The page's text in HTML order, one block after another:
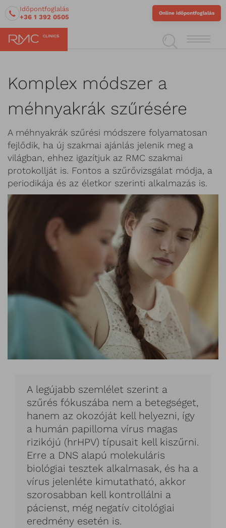
Időpontfoglalás
+36 1 392 0505
Online időpontfoglalás
Komplex módszer a
méhnyakrák szűrésére
A méhnyakrák szűrési módszere folyamatosan
fejlődik, ha új szakmai ajánlás jelenik meg a
világban, ehhez igazítjuk az RMC szakmai
protokollját is. Fontos a szűrővizsgálat módja, a
periodikája és az életkor szerinti alkalmazás is.
A legújabb szemlélet szerint a
szűrés fókuszába nem a betegséget,
hanem az okozóját kell helyezni, így
a humán papilloma vírus magas
rizikójú (hrHPV) típusait kell kiszűrni.
Erre a DNS alapú molekuláris
biológiai tesztek alkalmasak, és ha a
vírus jelenléte kimutatható, akkor
szorosabban kell kontrollálni a
pácienst, még negatív citológiai
eredmény esetén is.